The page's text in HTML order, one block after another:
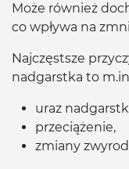
Może również
co wpływa na
Najczęstsze
nadgarstka to
uraz
przeciążenie,
zmiany